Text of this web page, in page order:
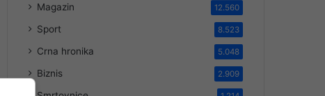
Magazin 12.560
Sport 8.523
Crna hronika 5.048
Biznis 2.909